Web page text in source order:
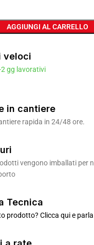
AGGIUNGI AL CARRELLO
veloci
2 gg lavorativi
in cantiere
rapida in 24/48 ore.
vengono imballati per
Tecnica
prodotto? Clicca qui e